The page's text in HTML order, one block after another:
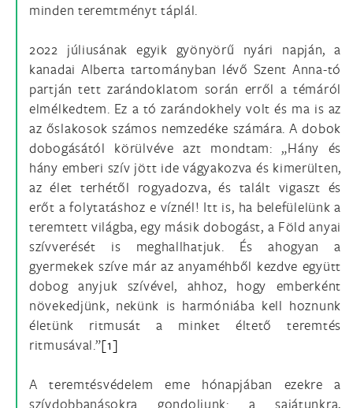
minden teremtményt táplál.
2022 júliusának egyik gyönyörű nyári napján, a
kanadai Alberta tartományban lévő Szent Anna-tó
partján tett zarándoklatom során erről a témáról
elmélkedtem. Ez a tó zarándokhely volt és ma is az
az őslakosok számos nemzedéke számára. A dobok
dobogásától körülvéve azt mondtam: „Hány és
hány emberi szív jött ide vágyakozva és kimerülten,
az élet terhétől rogyadozva, és talált vigaszt és
erőt a folytatáshoz e víznél! Itt is, ha belefülelünk a
teremtett világba, egy másik dobogást, a Föld anyai
szívverését is meghallhatjuk. És ahogyan a
gyermekek szíve már az anyaméhből kezdve együtt
dobog anyjuk szívével, ahhoz, hogy emberként
növekedjünk, nekünk is harmóniába kell hoznunk
életünk ritmusát a minket éltető teremtés
ritmusával.”[1]
A teremtésvédelem eme hónapjában ezekre a
szívdobbanásokra gondoljunk: a sajátunkra,